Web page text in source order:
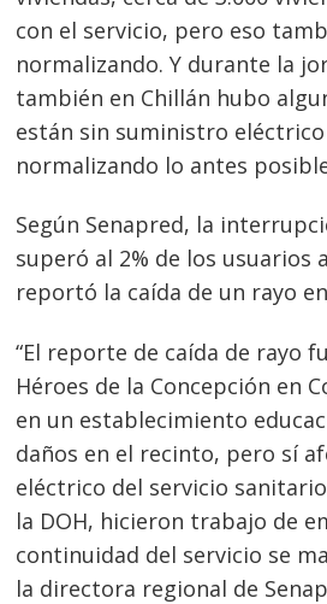
con el servicio, pero eso
normalizando. Y durante la
también en Chillán hubo
están sin suministro eléctrico
normalizando lo antes
Según Senapred, la
superó al 2% de los usuarios
reportó la caída de un rayo
“El reporte de caída de rayo
Héroes de la Concepción en
en un establecimiento
daños en el recinto, pero sí
eléctrico del servicio
la DOH, hicieron trabajo de
continuidad del servicio se
la directora regional de